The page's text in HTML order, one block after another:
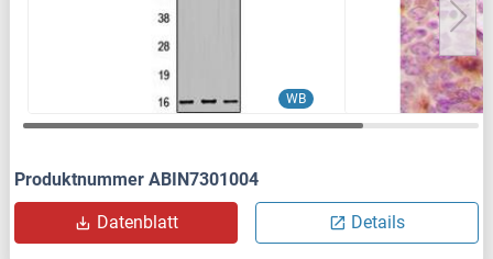
WB
Produktnummer ABIN7301004
Datenblatt Details